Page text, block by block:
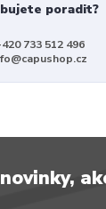
poradit?
733 512 496